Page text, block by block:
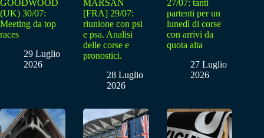
GOODWOOD
(UK) 30/07:
Meeting da top
races
29 Luglio
2026
MARSAN
[FRA] 29/07:
riunione con psi
e psa. Analisi
delle corse e
pronostici.
28 Luglio
2026
27/07: tanti
partenti per un
lunedì di corse
con arrivi da
quota alta
27 Luglio
2026